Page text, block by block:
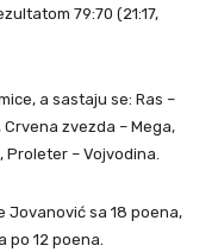
79:70 (21:17,
a sastaju se: Ras –
Crvena zvezda – Mega,
– Vojvodina.
Jovanović sa 18 poena,
po 12 poena.